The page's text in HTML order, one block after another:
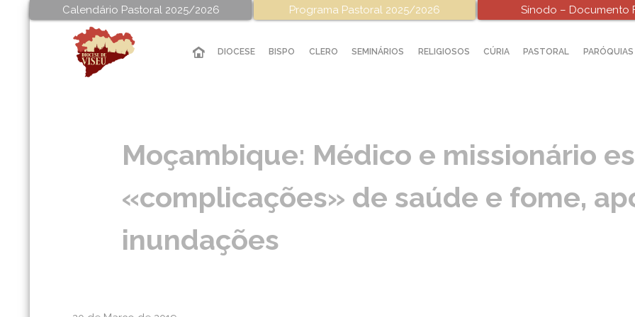
Calendário Pastoral 2025/2026 Programa Pastoral 2025/2026 Sínodo – Documento
DIOCESE BISPO CLERO SEMINÁRIOS RELIGIOSOS CÚRIA PASTORAL PARÓQUIAS
Moçambique: Médico e missionário
«complicações» de saúde e fome,
inundações